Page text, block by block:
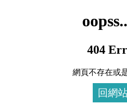
404
網頁不存在或
回網